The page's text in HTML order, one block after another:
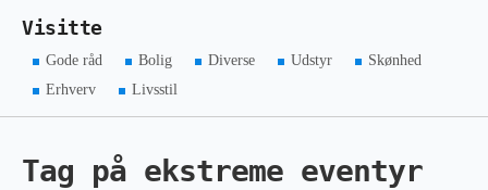
Visitte
Gode råd Bolig Diverse Udstyr
Skønhed
Erhverv
Livsstil
Tag på ekstreme eventyr